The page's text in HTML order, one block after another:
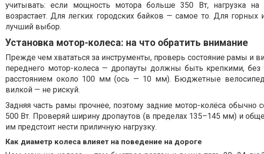
учитывать: если мощность мотора больше 350 Вт, нагрузка
возрастает. Для легких городских байков — самое то. Для
лучший выбор.
Установка мотор-колеса: на что обратить внимание
Прежде чем хвататься за инструменты, проверь состояние рамы и
переднего мотор-колеса — дропауты должны быть крепкими,
расстоянием около 100 мм (ось — 10 мм). Бюджетные
вилкой — не рискуй.
Задняя часть рамы прочнее, поэтому задние мотор-колёса обычно
500 Вт. Проверяй ширину дропаутов (в пределах 135–145 мм) и
им предстоит нести приличную нагрузку.
Как диаметр колеса влияет на поведение на дороге